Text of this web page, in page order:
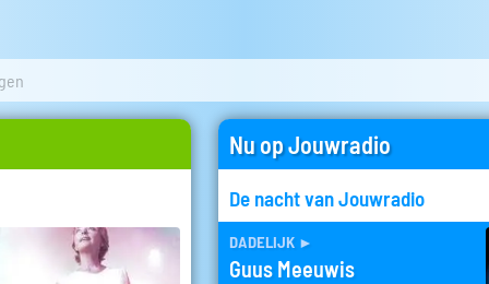
Nu op Jouwradio
De nacht van Jouwradio
dadelijk ►
Guus Meeuwis